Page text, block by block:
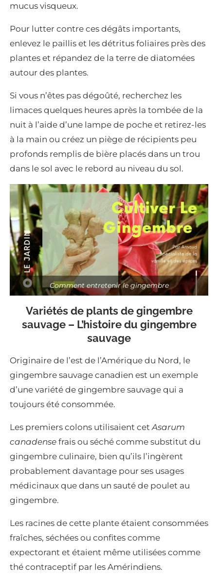
mucus visqueux.
Pour lutter contre ces dégâts importants,
enlevez le paillis et les détritus foliaires près des
plantes et répandez de la terre de diatomées
autour des plantes.
Si vous n’êtes pas dégoûté, recherchez les
limaces quelques heures après la tombée de la
nuit à l’aide d’une lampe de poche et retirez-les
à la main ou créez un piège de récipients peu
profonds remplis de bière placés dans un trou
dans le sol avec le rebord au niveau du sol.
Comment entretenir le gingembre
Variétés de plants de gingembre
sauvage – L’histoire du gingembre
sauvage
Originaire de l’est de l’Amérique du Nord, le
gingembre sauvage canadien est un exemple
d’une variété de gingembre sauvage qui a
toujours été consommée.
Les premiers colons utilisaient cetAsarum
canadense frais ou séché comme substitut du
gingembre culinaire, bien qu’ils l’ingèrent
probablement davantage pour ses usages
médicinaux que dans un sauté de poulet au
gingembre.
Les racines de cette plante étaient consommées
fraîches, séchées ou confites comme
expectorant et étaient même utilisées comme
thé contraceptif par les Amérindiens.